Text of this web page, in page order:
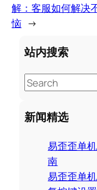
解：客服如何解决
恼 →
站内搜索
S
e
a
r
新闻精选
易歪歪单
南
易歪歪单